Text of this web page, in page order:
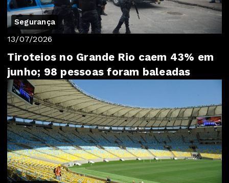
Segurança
13/07/2026
Tiroteios no Grande Rio caem 43% em
junho; 98 pessoas foram baleadas